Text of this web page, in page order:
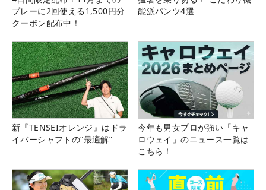
プレーに2回使える1,500円分
クーポン配布中！
能派パンツ4選
新『TENSEIオレンジ』はドラ
イバーシャフトの“最適解”
今年も男女プロが強い「キャ
ロウェイ」のニュース一覧は
こちら！